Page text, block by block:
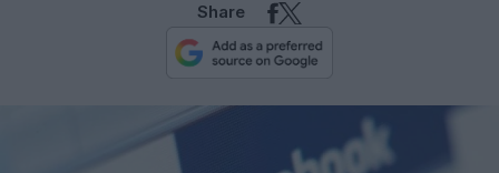
Share